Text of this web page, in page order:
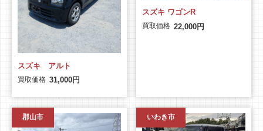
スズキ アルト
買取価格 31,000円
スズキ ワゴンR
買取価格 22,000円
郡山市 いわき市